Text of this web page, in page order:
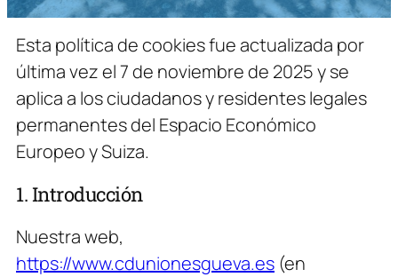
Esta política de cookies fue actualizada por
última vez el 7 de noviembre de 2025 y se
aplica a los ciudadanos y residentes legales
permanentes del Espacio Económico
Europeo y Suiza.
1. Introducción
Nuestra web,
https://www.cdunionesgueva.es (en